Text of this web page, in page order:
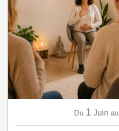
Du 1 Juin au